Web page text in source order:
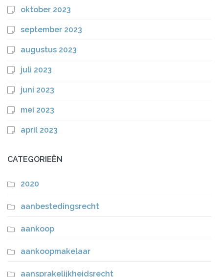
oktober 2023
september 2023
augustus 2023
juli 2023
juni 2023
mei 2023
april 2023
CATEGORIEËN
2020
aanbestedingsrecht
aankoop
aankoopmakelaar
aansprakelijkheidsrecht